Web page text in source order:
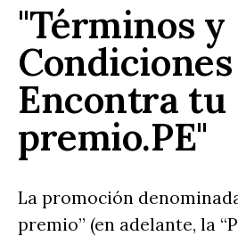
"Términos y
Encontra tu
premio.PE"
La promoción
premio” (en adelante, la